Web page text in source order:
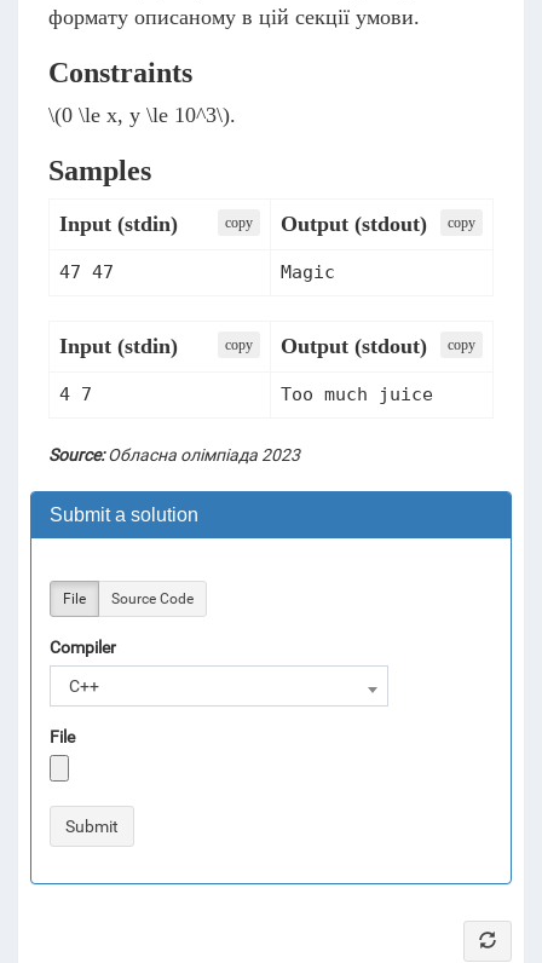
формату описаному в цій секції умови.
Constraints
\(0 \le x, y \le 10^3\).
Samples
Input (stdin) сopy Output (stdout) сopy
Input (stdin) сopy Output (stdout) сopy
Source:Обласна олімпіада 2023
Submit a solution
File Source Code
Compiler
C++
File